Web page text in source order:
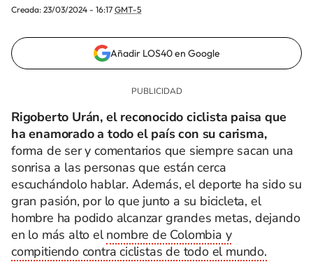
Creada: 23/03/2024 - 16:17 GMT-5
Añadir LOS40 en Google
Rigoberto Urán, el reconocido ciclista paisa que
ha enamorado a todo el país con su carisma,
forma de ser y comentarios que siempre sacan una
sonrisa a las personas que están cerca
escuchándolo hablar. Además, el deporte ha sido su
gran pasión, por lo que junto a su bicicleta, el
hombre ha podido alcanzar grandes metas, dejando
en lo más alto elnombre de Colombia y
compitiendo contra ciclistas de todo el mundo.